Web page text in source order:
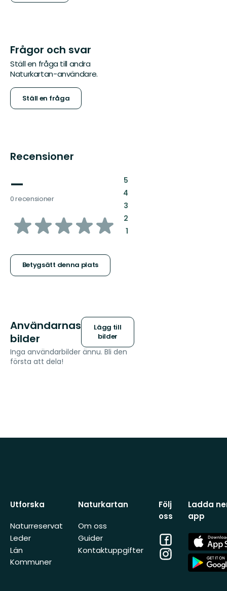
Frågor och svar
Ställ en fråga till andra
Naturkartan-användare.
Ställ en fråga
Recensioner
—
0 recensioner
av
stjärnor
Betygsätt denna plats
5:
4:
3:
2:
1:
Användarnas
bilder
Lägg till
bilder
Inga användarbilder ännu. Bli den
första att dela!
Utforska
Naturreservat
Leder
Län
Kommuner
Naturkartan
Om oss
Guider
Kontaktuppgifter
Följ
oss
Facebook
Instagram
Ladda
app
App
Store
App
Store